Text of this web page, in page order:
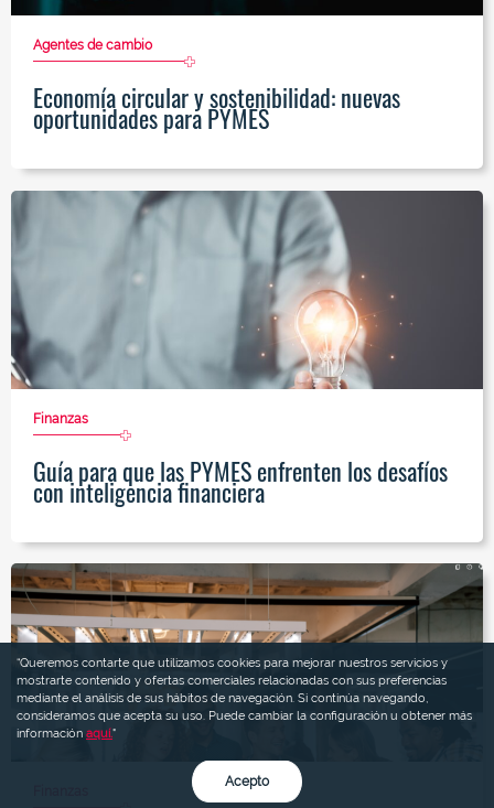
Agentes de cambio
Economía circular y sostenibilidad: nuevas
oportunidades para PYMES
Finanzas
Guía para que las PYMES enfrenten los desafíos
con inteligencia financiera
“Queremos contarte que utilizamos cookies para mejorar nuestros servicios y
mostrarte contenido y ofertas comerciales relacionadas con sus preferencias
mediante el análisis de sus hábitos de navegación. Si continúa navegando,
consideramos que acepta su uso. Puede cambiar la configuración u obtener más
información aquí."
Acepto